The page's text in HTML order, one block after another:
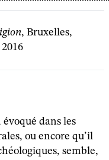
, Bruxelles,
dans les
ou encore qu’il
semble,